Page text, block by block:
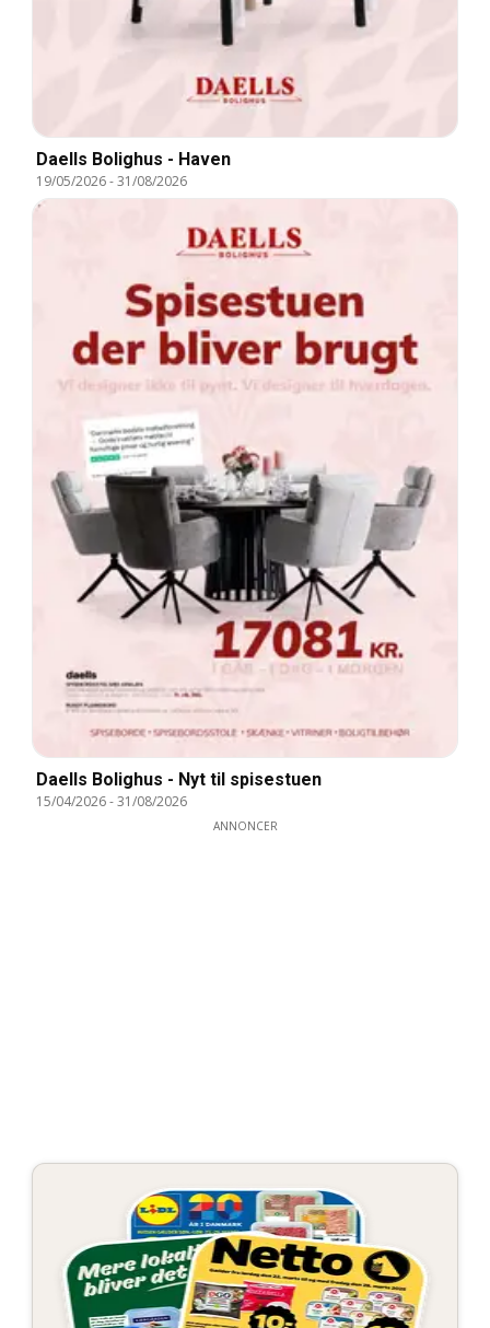
Daells Bolighus - Haven
19/05/2026-31/08/2026
Daells Bolighus - Nyt til spisestuen
15/04/2026-31/08/2026
ANNONCER